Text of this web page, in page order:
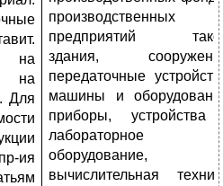
на
на
Для
ия
производственных
предприятий
здания,
передаточные
машины и
приборы, устройства
лабораторное
оборудование,
вычислительная